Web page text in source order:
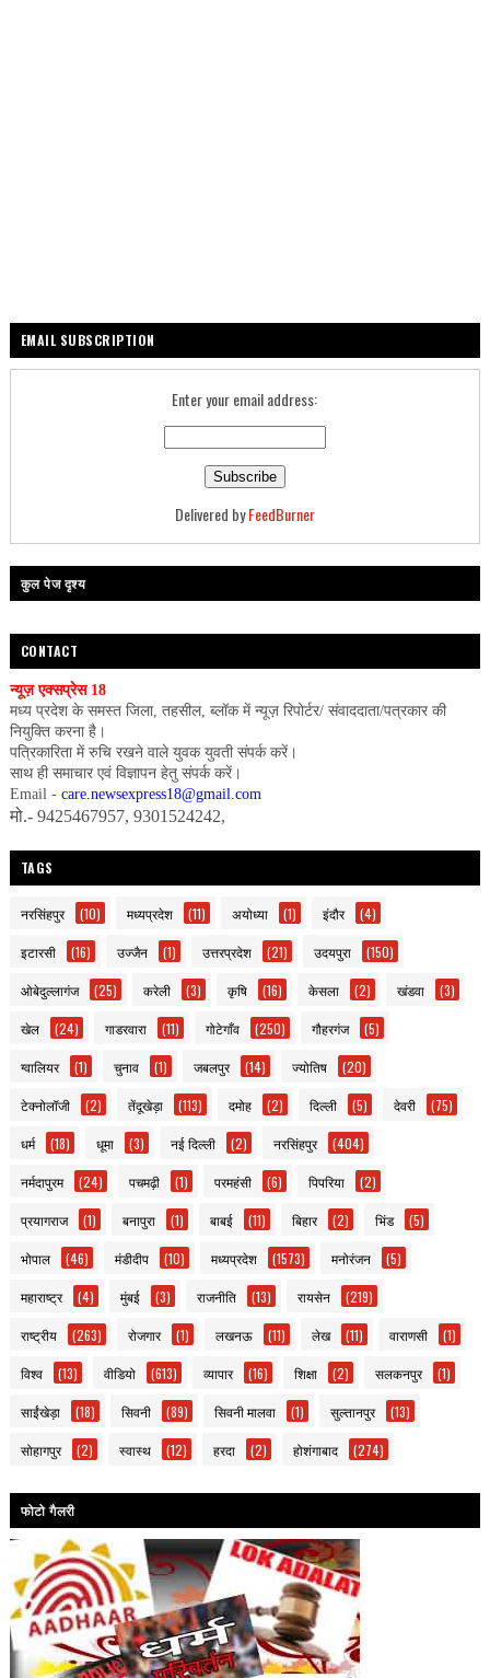
EMAIL SUBSCRIPTION
Enter your email address:
Delivered byFeedBurner
कुल पेज दृश्य
CONTACT
न्यूज़ एक्सप्रेस 18
मध्य प्रदेश के समस्त जिला, तहसील, ब्लॉक में न्यूज़ रिपोर्टर/ संवाददाता/पत्रकार की
नियुक्ति करना है।
पत्रिकारिता में रुचि रखने वाले युवक युवती संपर्क करें।
साथ ही समाचार एवं विज्ञापन हेतु संपर्क करें।
Email - care.newsexpress18@gmail.com
मो.- 9425467957, 9301524242,
TAGS
नरसिंहपुर (10) मध्यप्रदेश (11) अयोध्या (1) इंदौर (4)
इटारसी (16) उज्जैन (1) उत्तरप्रदेश (21) उदयपुरा (150)
ओबेदुल्लागंज (25) करेली (3) कृषि (16) केसला (2) खंडवा (3)
खेल (24) गाडरवारा (11) गोटेगाँव (250) गौहरगंज (5)
ग्वालियर (1) चुनाव (1) जबलपुर (14) ज्योतिष (20)
टेक्नोलॉजी (2) तेंदूखेड़ा (113) दमोह (2) दिल्ली (5) देवरी (75)
धर्म (18) धूमा (3) नई दिल्ली (2) नरसिंहपुर (404)
नर्मदापुरम (24) पचमढ़ी (1) परमहंसी (6) पिपरिया (2)
प्रयागराज (1) बनापुरा (1) बाबई (11) बिहार (2) भिंड (5)
भोपाल (46) मंडीदीप (10) मध्यप्रदेश (1573) मनोरंजन (5)
महाराष्ट्र (4) मुंबई (3) राजनीति (13) रायसेन (219)
राष्ट्रीय (263) रोजगार (1) लखनऊ (11) लेख (11) वाराणसी (1)
विश्व (13) वीडियो (613) व्यापार (16) शिक्षा (2) सलकनपुर (1)
साईंखेड़ा (18) सिवनी (89) सिवनी मालवा (1) सुल्तानपुर (13)
सोहागपुर (2) स्वास्थ (12) हरदा (2) होशंगाबाद (274)
फोटो गैलरी